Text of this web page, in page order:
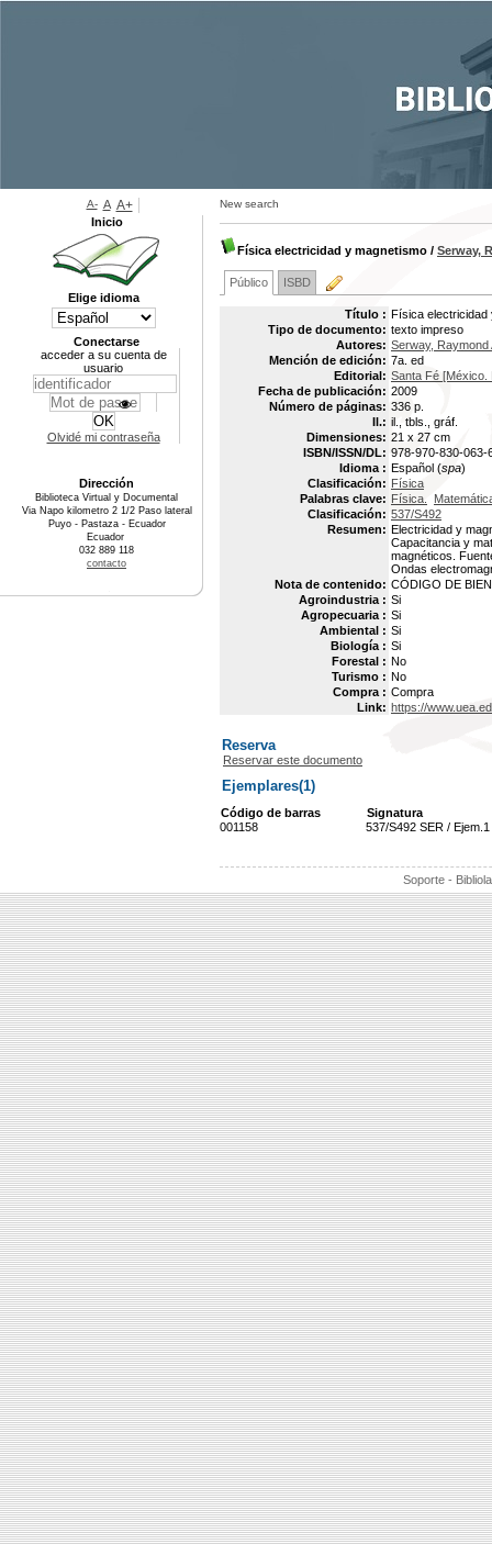
New search
Física electricidad y magnetismo / Serway,
Público ISBD
Título : Física electricidad
Tipo de documento: texto impreso
Autores: Serway, Raymond
Mención de edición: 7a. ed
Editorial: Santa Fé [México.
Fecha de publicación: 2009
Número de páginas: 336 p.
Il.: il., tbls., gráf.
Dimensiones: 21 x 27 cm
ISBN/ISSN/DL: 978-970-830-063-
Idioma : Español (spa)
Clasificación: Física
Palabras clave: Física.
Clasificación: 537/S492
Resumen: Electricidad y
Capacitancia y
magnéticos.
Ondas
Nota de contenido: CÓDIGO DE
Agroindustria : Si
Agropecuaria : Si
Ambiental : Si
Biología : Si
Forestal : No
Turismo : No
Compra : Compra
Link: https://
Reserva
Reservar este documento
Ejemplares(1)
Código de barras
Signatura
001158
537/S492 SER / Ejem.1
Soporte -
A- A A+
Inicio
Elige idioma
Conectarse
acceder a su cuenta de
usuario
Olvidé mi contraseña
Dirección
Biblioteca Virtual y Documental
Via Napo kilometro 2 1/2 Paso lateral
Puyo - Pastaza - Ecuador
Ecuador
032 889 118
contacto